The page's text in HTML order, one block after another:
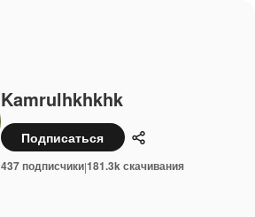
Kamrulhkhkhk
Подписаться Поделиться
437 подписчики|181.3k скачивания